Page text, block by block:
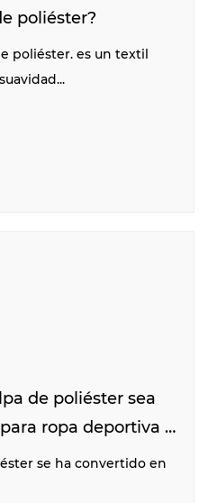
poliéster?
es un textil
de poliéster sea
ropa deportiva y